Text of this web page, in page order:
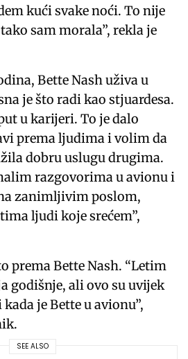
kući svake noći. To nije
sam morala”, rekla je
Bette Nash uživa u
je što radi kao stjuardesa.
u karijeri. To je dalo
prema ljudima i volim da
dobru uslugu drugima.
razgovorima u avionu i
zanimljivim poslom,
ljudi koje srećem”,
prema Bette Nash. “Letim
godišnje, ali ovo su uvijek
je Bette u avionu”,
SEE ALSO